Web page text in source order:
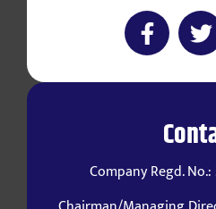
Company Regd.